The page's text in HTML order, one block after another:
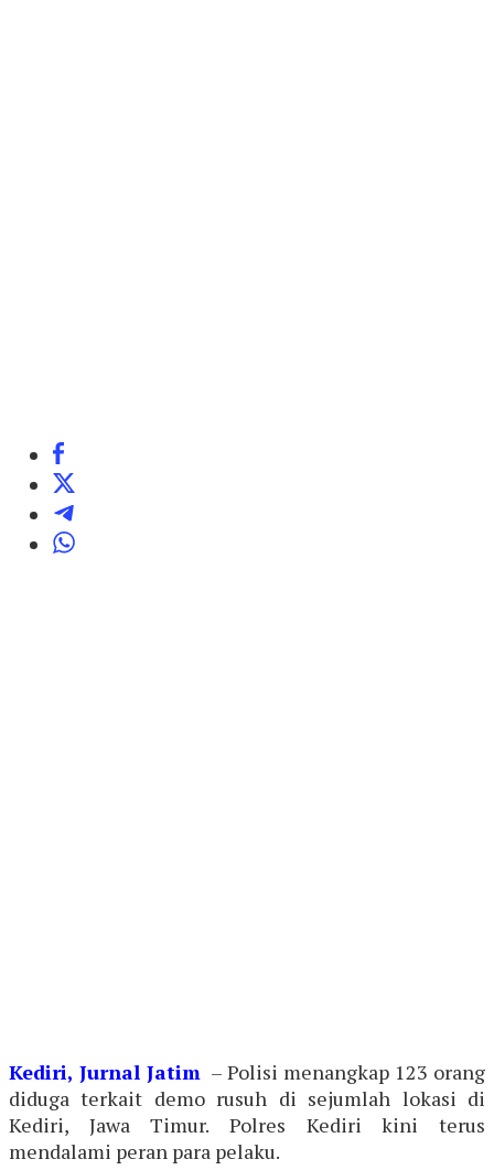
Kediri, Jurnal Jatim – Polisi menangkap 123 orang
diduga terkait demo rusuh di sejumlah lokasi di
Kediri, Jawa Timur. Polres Kediri kini terus
mendalami peran para pelaku.